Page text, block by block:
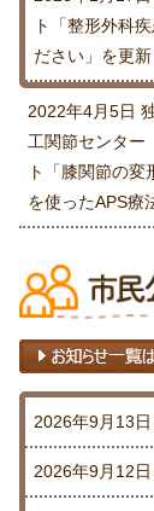
ト「整形外科
ださい」を更新
2022年4月5日
工関節センタ
ト「膝関節の
を使ったAPS療
2026年9月13日
2026年9月12日